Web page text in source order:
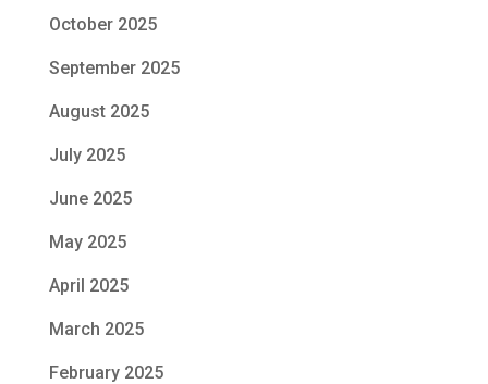
October 2025
September 2025
August 2025
July 2025
June 2025
May 2025
April 2025
March 2025
February 2025